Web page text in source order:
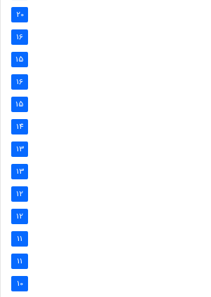
20
16
15
16
15
14
13
13
12
12
11
11
10